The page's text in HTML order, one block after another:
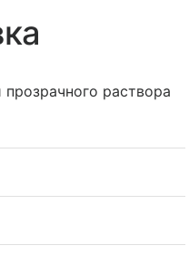
раствора